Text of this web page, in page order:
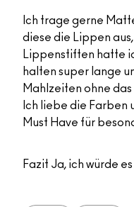
Ich trage gerne
diese die Lippen
Lippenstiften hatte
halten super lange
Mahlzeiten ohne
Ich liebe die Farben
Must Have für
Fazit Ja, ich würde